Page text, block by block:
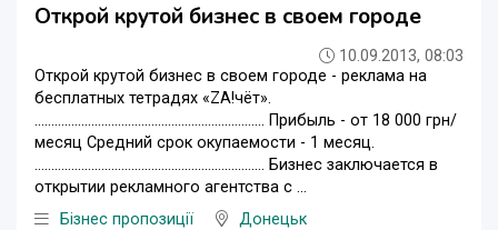
Открой крутой бизнес в своем городе
10.09.2013, 08:03
Открой крутой бизнес в своем городе - реклама на
бесплатных тетрадях «ZA!чёт».
…………………………………………………………… Прибыль - от 18 000 грн/
месяц Средний срок окупаемости - 1 месяц.
…………………………………………………………… Бизнес заключается в
открытии рекламного агентства с ...
Бізнес пропозиції
Донецьк